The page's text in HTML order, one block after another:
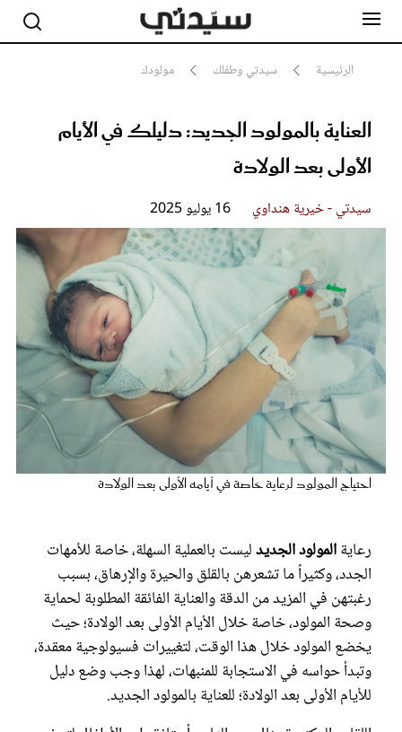
الرئيسية سيدتي وطفلك مولودك
العناية بالمولود الجديد: دليلك في الأيام
الأولى بعد الولادة
سيدتي - خيرية هنداوي 16 يوليو 2025
احتياج المولود لرعاية خاصة في أيامه الأولى بعد الولادة
رعايةالمولود الجديدليست بالعملية السهلة، خاصة للأمهات
الجدد، وكثيراً ما تشعرهن بالقلق والحيرة والإرهاق، بسبب
رغبتهن في المزيد من الدقة والعناية الفائقة المطلوبة لحماية
وصحة المولود، خاصة خلال الأيام الأولى بعد الولادة؛ حيث
يخضع المولود خلال هذا الوقت، لتغييرات فسيولوجية معقدة،
وتبدأ حواسه في الاستجابة للمنبهات، لهذا وجب وضع دليل
للأيام الأولى بعد الولادة؛ للعناية بالمولود الجديد.
مشاهير
جمال
سيدتي وطفلك
لايف ستايل
فيديو
مطبخ سيدتي
مقالات الرأي
ستايل
تقارير
عروس سيدتي
مجلة سيدتي
غلاف رفمي